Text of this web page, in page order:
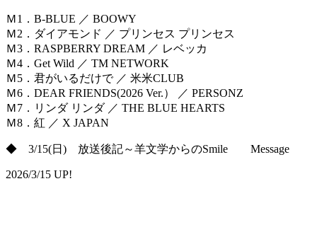
Ｍ1．B-BLUE ／ BOOWY
Ｍ2．ダイアモンド ／ プリンセス プリンセス
Ｍ3．RASPBERRY DREAM ／ レベッカ
Ｍ4．Get Wild ／ TM NETWORK
Ｍ5．君がいるだけで ／ 米米CLUB
Ｍ6．DEAR FRIENDS(2026 Ver.） ／ PERSONZ
Ｍ7．リンダ リンダ ／ THE BLUE HEARTS
Ｍ8．紅 ／ X JAPAN
◆ 3/15(日) 放送後記～羊文学からのSmile Message
2026/3/15 UP!